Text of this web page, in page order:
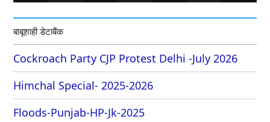
बाबूशाही डेटाबैंक
Cockroach Party CJP Protest Delhi -July 2026
Himchal Special- 2025-2026
Floods-Punjab-HP-Jk-2025